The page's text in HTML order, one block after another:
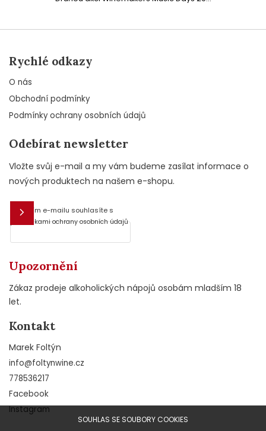
SOUHLAS SE SOUBORY COOKIES
Rychlé odkazy
O nás
Obchodní podmínky
Podmínky ochrany osobních údajů
Odebírat newsletter
Vložte svůj e-mail a my vám budeme zasílat informace o
nových produktech na našem e-shopu.
E-mail
Vložením e-mailu souhlasíte s
podmínkami ochrany osobních údajů
Upozornění
Zákaz prodeje alkoholických nápojů osobám mladším 18
let.
Kontakt
Marek Foltýn
info@foltynwine.cz
778536217
Facebook
Instagram